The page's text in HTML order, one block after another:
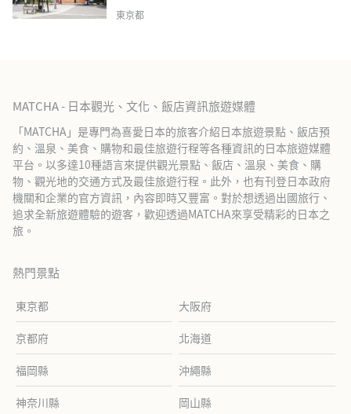
東京都
MATCHA - 日本觀光、文化、飯店資訊旅遊媒體
「MATCHA」是專門為喜愛日本的旅客介紹日本旅遊景點、飯店預
約、溫泉、美食、購物和最佳旅遊行程等各種資訊的日本旅遊媒體
平台。以多達10種語言來提供觀光景點、飯店、溫泉、美食、購
物、觀光地的交通方式及最佳旅遊行程。此外，也有刊登日本政府
機關和企業的官方資訊，內容即時又豐富。對於想透過出國旅行、
追求全新旅遊體驗的遊客，歡迎透過MATCHA來享受精彩的日本之
旅。
熱門景點
東京都 大阪府
京都府 北海道
福岡縣 沖繩縣
神奈川縣 岡山縣